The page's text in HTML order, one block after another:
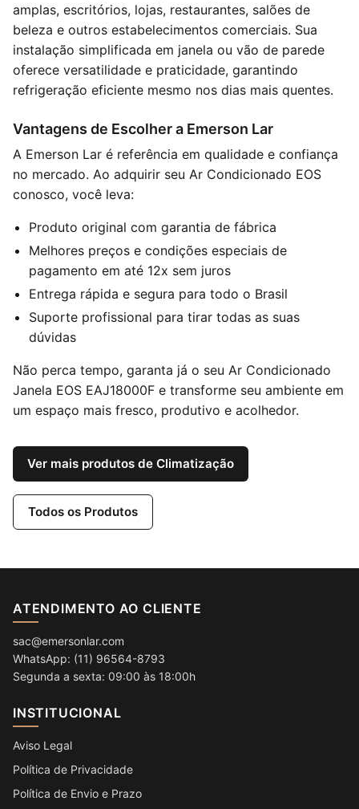
amplas, escritórios, lojas, restaurantes, salões de
beleza e outros estabelecimentos comerciais. Sua
instalação simplificada em janela ou vão de parede
oferece versatilidade e praticidade, garantindo
refrigeração eficiente mesmo nos dias mais quentes.
Vantagens de Escolher a Emerson Lar
A Emerson Lar é referência em qualidade e confiança
no mercado. Ao adquirir seu Ar Condicionado EOS
conosco, você leva:
Produto original com garantia de fábrica
Melhores preços e condições especiais de
pagamento em até 12x sem juros
Entrega rápida e segura para todo o Brasil
Suporte profissional para tirar todas as suas
dúvidas
Não perca tempo, garanta já o seu Ar Condicionado
Janela EOS EAJ18000F e transforme seu ambiente em
um espaço mais fresco, produtivo e acolhedor.
Ver mais produtos de Climatização
Todos os Produtos
ATENDIMENTO AO CLIENTE
sac@emersonlar.com
WhatsApp: (11) 96564-8793
Segunda a sexta: 09:00 às 18:00h
INSTITUCIONAL
Aviso Legal
Política de Privacidade
Política de Envio e Prazo